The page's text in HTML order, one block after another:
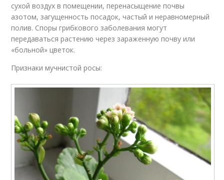
сухой воздух в помещении, перенасыщение почвы
азотом, загущенность посадок, частый и неравномерный
полив. Споры грибкового заболевания могут
передаваться растению через зараженную почву или
«больной» цветок.
Признаки мучнистой росы: